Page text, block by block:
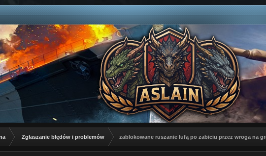
Zgłaszanie błędów i problemów zablokowane ruszanie lufą po zabiciu przez wroga na